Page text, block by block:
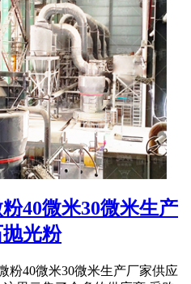
40微米30微米生产
光粉
粉40微米30微米生产厂家供应